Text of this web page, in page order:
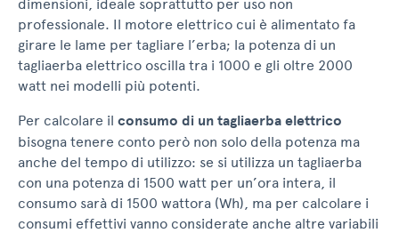
dimensioni, ideale soprattutto per uso non
professionale. Il motore elettrico cui è alimentato fa
girare le lame per tagliare l’erba; la potenza di un
tagliaerba elettrico oscilla tra i 1000 e gli oltre 2000
watt nei modelli più potenti.
Per calcolare il consumo di un tagliaerba elettrico
bisogna tenere conto però non solo della potenza ma
anche del tempo di utilizzo: se si utilizza un tagliaerba
con una potenza di 1500 watt per un’ora intera, il
consumo sarà di 1500 wattora (Wh), ma per calcolare i
consumi effettivi vanno considerate anche altre variabili